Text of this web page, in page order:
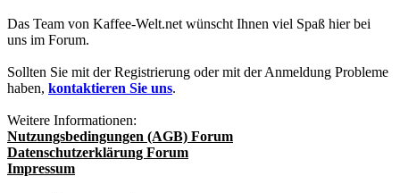
Das Team von Kaffee-Welt.net wünscht Ihnen viel Spaß hier bei
uns im Forum.
Sollten Sie mit der Registrierung oder mit der Anmeldung Probleme
haben, kontaktieren Sie uns.
Weitere Informationen:
Nutzungsbedingungen (AGB) Forum
Datenschutzerklärung Forum
Impressum